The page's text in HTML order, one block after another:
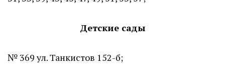
Детские сады
№ 369 ул. Танкистов 152-б;